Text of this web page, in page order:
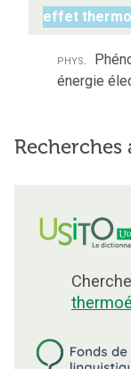
effet
phys.
énergie
Recherches